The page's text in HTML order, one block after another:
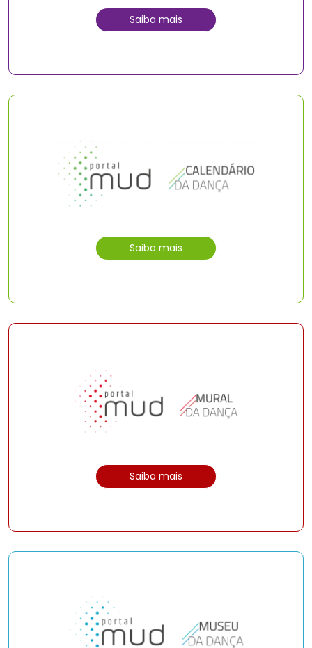
Saiba mais
Saiba mais
Saiba mais